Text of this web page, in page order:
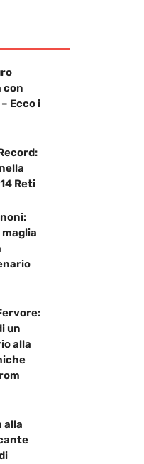
con
Ecco i
Reti
un
alla
alla